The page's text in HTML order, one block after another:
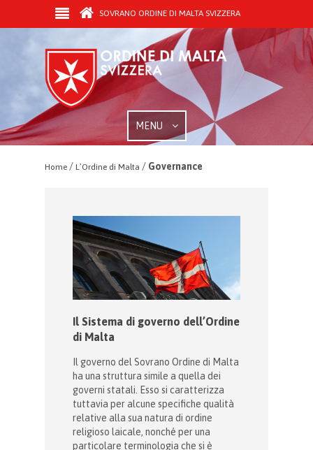
SOVRANO ORDINE DI MALTA SVIZZERA
MENU
Home / L’Ordine di Malta / Governance
Il Sistema di governo dell’Ordine
di Malta
Il governo del Sovrano Ordine di Malta
ha una struttura simile a quella dei
governi statali. Esso si caratterizza
tuttavia per alcune specifiche qualità
relative alla sua natura di ordine
religioso laicale, nonché per una
particolare terminologia che si è